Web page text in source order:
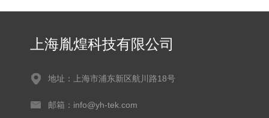
上海胤煌科技有限公司
地址：上海市浦东新区航川路18号
邮箱：info@yh-tek.com